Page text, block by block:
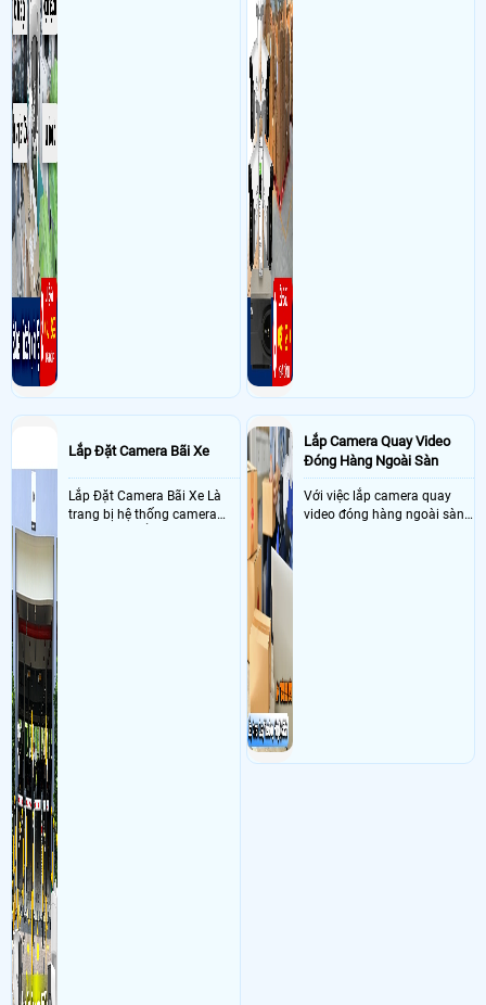
Trí, phường Phú Nhuận, TPHCM ( quận 7 cũ ) Sử dụng
quan sát
2 ổ cứng 1000GB SEAGATE hàng công ty (Kiệt phát LBB)
Lắp Đặt Camera Bãi Xe
Lắp Đặt Camera Bãi Xe Là
trang bị hệ thống camera
Lắp Camera Quay Video
Đóng Hàng Ngoài Sàn
Với việc lắp camera quay
video đóng hàng ngoài sàn